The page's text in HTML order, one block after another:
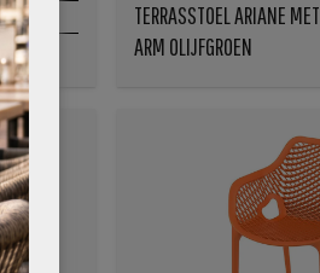
€39,95
TERRASSTOEL ARIANE MET
ARM OLIJFGROEN